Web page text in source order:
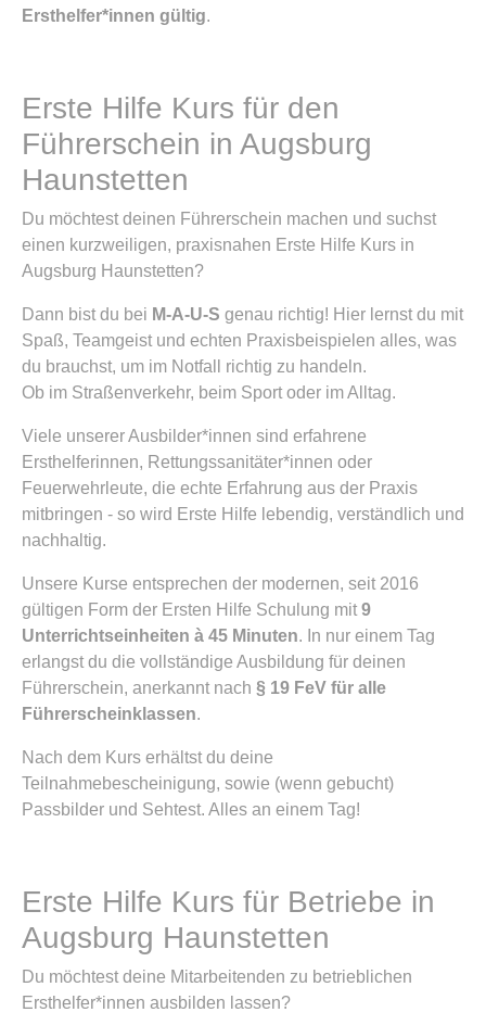
Ersthelfer*innen gültig.
Erste Hilfe Kurs für den
Führerschein in Augsburg
Haunstetten
Du möchtest deinen Führerschein machen und suchst
einen kurzweiligen, praxisnahen Erste Hilfe Kurs in
Augsburg Haunstetten?
Dann bist du bei M-A-U-S genau richtig! Hier lernst du mit
Spaß, Teamgeist und echten Praxisbeispielen alles, was
du brauchst, um im Notfall richtig zu handeln.
Ob im Straßenverkehr, beim Sport oder im Alltag.
Viele unserer Ausbilder*innen sind erfahrene
Ersthelferinnen, Rettungssanitäter*innen oder
Feuerwehrleute, die echte Erfahrung aus der Praxis
mitbringen - so wird Erste Hilfe lebendig, verständlich und
nachhaltig.
Unsere Kurse entsprechen der modernen, seit 2016
gültigen Form der Ersten Hilfe Schulung mit 9
Unterrichtseinheiten à 45 Minuten. In nur einem Tag
erlangst du die vollständige Ausbildung für deinen
Führerschein, anerkannt nach § 19 FeV für alle
Führerscheinklassen.
Nach dem Kurs erhältst du deine
Teilnahmebescheinigung, sowie (wenn gebucht)
Passbilder und Sehtest. Alles an einem Tag!
Erste Hilfe Kurs für Betriebe in
Augsburg Haunstetten
Du möchtest deine Mitarbeitenden zu betrieblichen
Ersthelfer*innen ausbilden lassen?